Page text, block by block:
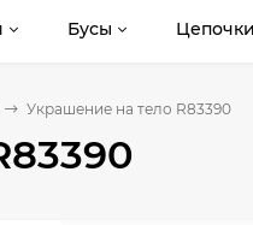
Бусы Цепочки
Украшение на тело R83390